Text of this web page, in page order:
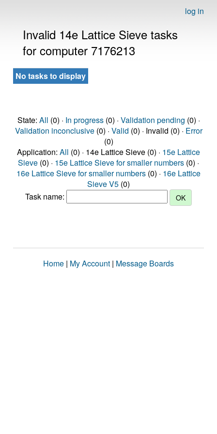
log in
Invalid 14e Lattice Sieve tasks
for computer 7176213
No tasks to display
State: All (0) · In progress(0) · Validation pending (0) ·
Validation inconclusive(0) · Valid (0) · Invalid (0) · Error
(0)
Application: All (0) · 14e Lattice Sieve (0) · 15e Lattice
Sieve (0) · 15e Lattice Sieve for smaller numbers (0) ·
16e Lattice Sieve for smaller numbers (0) · 16e Lattice
Sieve V5 (0)
Task name:
Home | My Account | Message Boards